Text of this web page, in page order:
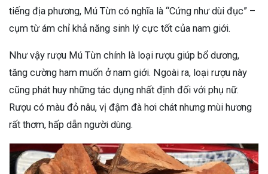
tiếng địa phương, Mú Từn có nghĩa là “Cứng như dùi đục” –
cụm từ ám chỉ khả năng sinh lý cực tốt của nam giới.
Như vậy rượu Mú Từn chính là loại rượu giúp bổ dương,
tăng cường ham muốn ở nam giới. Ngoài ra, loại rượu này
cũng phát huy những tác dụng nhất định đối với phụ nữ.
Rượu có màu đỏ nâu, vị đậm đà hơi chát nhưng mùi hương
rất thơm, hấp dẫn người dùng.